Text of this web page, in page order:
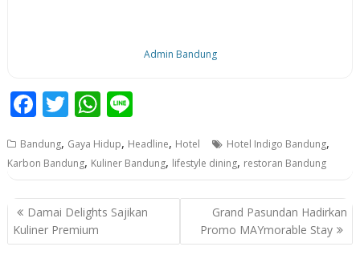
Admin Bandung
F
ac
e
b
o
o
T
w
itt
er
W
h
at
s
A
e
Bandung, Gaya Hidup, Headline, Hotel Hotel Indigo Bandung,
Karbon Bandung, Kuliner Bandung, lifestyle dining, restoran Bandung
P
o
Damai Delights Sajikan
Kuliner Premium
Grand Pasundan Hadirkan
Promo MAYmorable Stay